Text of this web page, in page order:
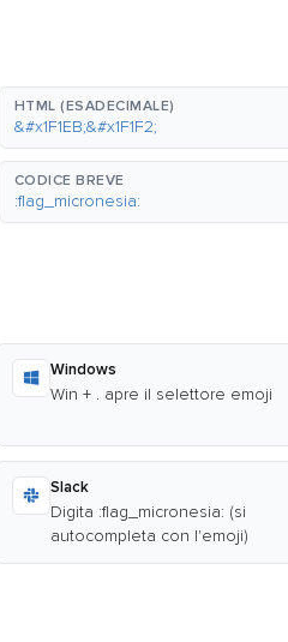
HTML (ESADECIMALE)
&#x1F1EB;&#x1F1F2;
CODICE BREVE
:flag_micronesia:
Windows
Win + . apre il selettore emoji
Slack
Digita :flag_micronesia: (si
autocompleta con l'emoji)